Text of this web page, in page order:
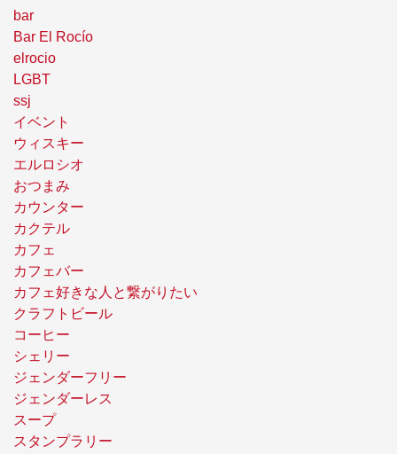
bar
Bar El Rocío
elrocio
LGBT
ssj
イベント
ウィスキー
エルロシオ
おつまみ
カウンター
カクテル
カフェ
カフェバー
カフェ好きな人と繋がりたい
クラフトビール
コーヒー
シェリー
ジェンダーフリー
ジェンダーレス
スープ
スタンプラリー